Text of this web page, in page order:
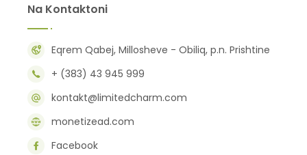
Na Kontaktoni
Eqrem Qabej, Millosheve - Obiliq, p.n. Prishtine
+ (383) 43 945 999
kontakt@limitedcharm.com
monetizead.com
Facebook